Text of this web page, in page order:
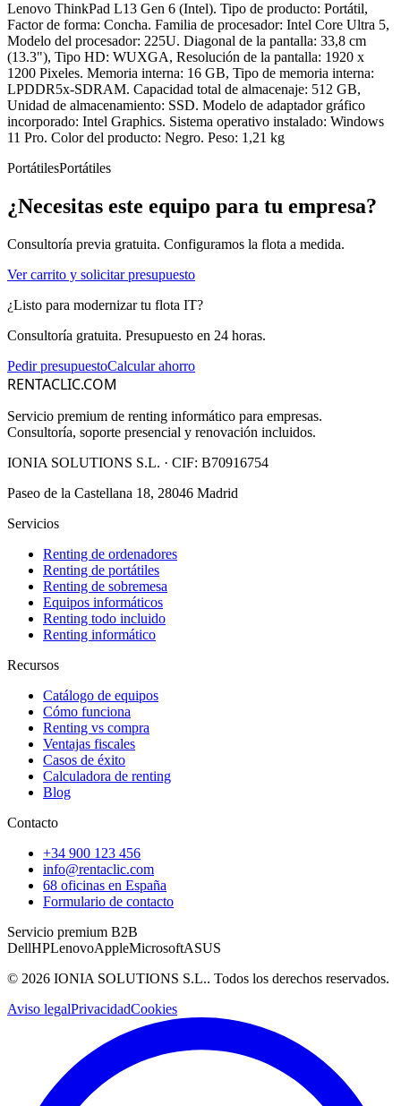
Lenovo ThinkPad L13 Gen 6 (Intel). Tipo de producto: Portátil,
Factor de forma: Concha. Familia de procesador: Intel Core Ultra 5,
Modelo del procesador: 225U. Diagonal de la pantalla: 33,8 cm
(13.3"), Tipo HD: WUXGA, Resolución de la pantalla: 1920 x
1200 Pixeles. Memoria interna: 16 GB, Tipo de memoria interna:
LPDDR5x-SDRAM. Capacidad total de almacenaje: 512 GB,
Unidad de almacenamiento: SSD. Modelo de adaptador gráfico
incorporado: Intel Graphics. Sistema operativo instalado: Windows
11 Pro. Color del producto: Negro. Peso: 1,21 kg
PortátilesPortátiles
¿Necesitas este equipo para tu empresa?
Consultoría previa gratuita. Configuramos la flota a medida.
Ver carrito y solicitar presupuesto
¿Listo para modernizar tu flota IT?
Consultoría gratuita. Presupuesto en 24 horas.
Pedir presupuestoCalcular ahorro
RENTACLIC.COM
Servicio premium de renting informático para empresas.
Consultoría, soporte presencial y renovación incluidos.
IONIA SOLUTIONS S.L. · CIF: B70916754
Paseo de la Castellana 18, 28046 Madrid
Servicios
Renting de ordenadores
Renting de portátiles
Renting de sobremesa
Equipos informáticos
Renting todo incluido
Renting informático
Recursos
Catálogo de equipos
Cómo funciona
Renting vs compra
Ventajas fiscales
Casos de éxito
Calculadora de renting
Blog
Contacto
+34 900 123 456
info@rentaclic.com
68 oficinas en España
Formulario de contacto
Servicio premium B2B
DellHPLenovoAppleMicrosoftASUS
© 2026 IONIA SOLUTIONS S.L.. Todos los derechos reservados.
Aviso legalPrivacidadCookies